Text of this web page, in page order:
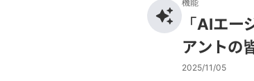
機能
「AIエ
アントの
2025/11/05